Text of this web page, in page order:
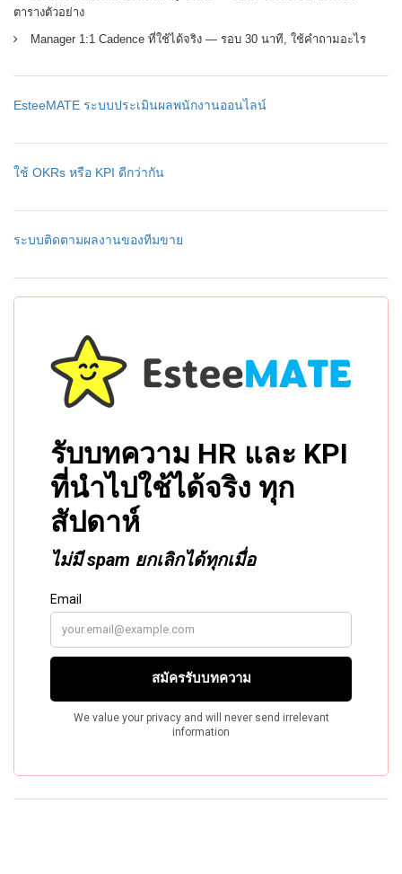
ตารางตัวอย่าง
Manager 1:1 Cadence ที่ใช้ได้จริง — รอบ 30 นาที, ใช้คำถามอะไร
EsteeMATE ระบบประเมินผลพนักงานออนไลน์
ใช้ OKRs หรือ KPI ดีกว่ากัน
ระบบติดตามผลงานของทีมขาย